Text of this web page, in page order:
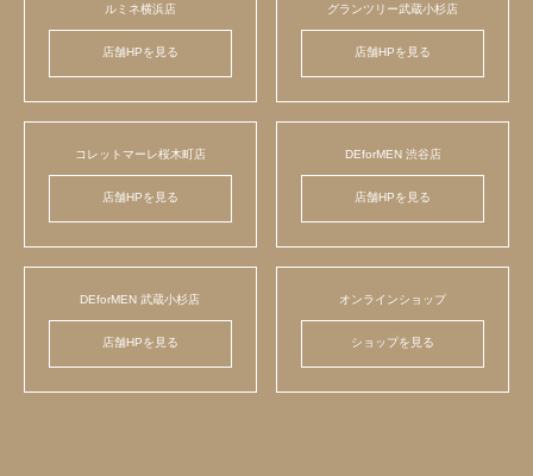
ルミネ横浜店
店舗HPを見る
グランツリー武蔵小杉店
店舗HPを見る
コレットマーレ桜木町店
店舗HPを見る
DEforMEN 渋谷店
店舗HPを見る
DEforMEN 武蔵小杉店
店舗HPを見る
オンラインショップ
ショップを見る